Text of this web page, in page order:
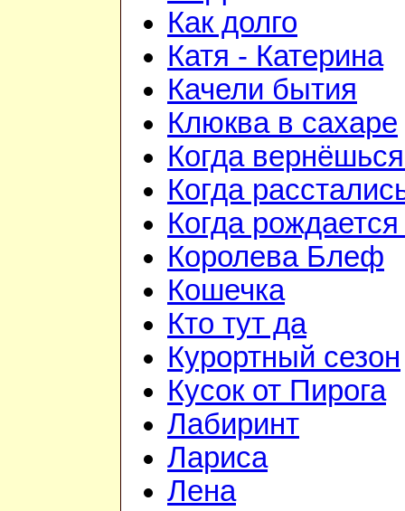
Как долго
Катя - Катерина
Качели бытия
Клюква в сахаре
Когда
Когда
Когда
Королева Блеф
Кошечка
Кто тут да
Курортный сезон
Кусок от Пирога
Лабиринт
Лариса
Лена